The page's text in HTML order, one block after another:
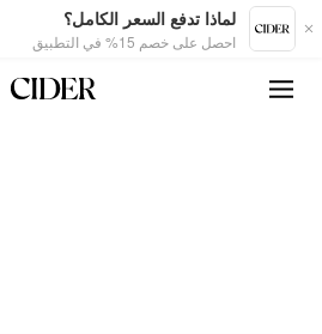
لماذا تدفع السعر الكامل؟
احصل على خصم 15% في التطبيق